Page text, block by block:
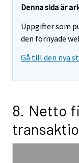
Denna sida är
Uppgifter som
den förnyade
Gå till den nya
8. Netto